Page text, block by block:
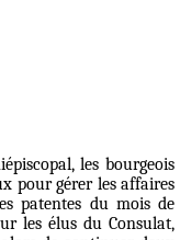
les bourgeois
pour gérer les affaires
patentes du mois de
les élus du Consulat,